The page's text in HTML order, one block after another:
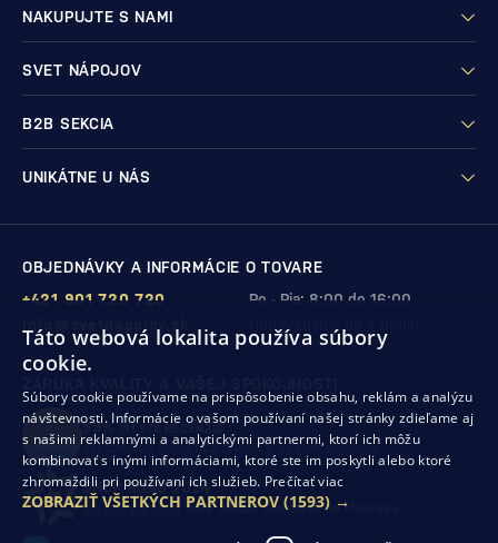
NAKUPUJTE S NAMI
SVET NÁPOJOV
B2B SEKCIA
UNIKÁTNE U NÁS
OBJEDNÁVKY A INFORMÁCIE O TOVARE
Po - Pia: 8:00 do 16:00
+421 901 720 720
99%
zákazníkov odporúča nákup v našom obchode
SHOP ROKU 2024
10. rok po sebe sme získali ocenenie od Heureka
Táto webová lokalita používa súbory
cookie.
Súbory cookie používame na prispôsobenie obsahu, reklám a analýzu
návštevnosti. Informácie o vašom používaní našej stránky zdieľame aj
s našimi reklamnými a analytickými partnermi, ktorí ich môžu
kombinovať s inými informáciami, ktoré ste im poskytli alebo ktoré
zhromaždili pri používaní ich služieb. Prečítať viac
ZOBRAZIŤ VŠETKÝCH PARTNEROV (1593) →